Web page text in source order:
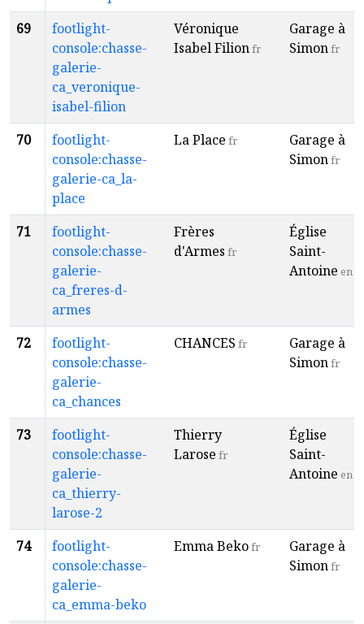
69
footlight-
console:chasse-
galerie-
ca_veronique-
isabel-filion
Véronique
Isabel Filionfr
Garage à
Simonfr
70
footlight-
console:chasse-
galerie-ca_la-
place
La Place fr
Garage à
Simonfr
71
footlight-
console:chasse-
galerie-
ca_freres-d-
armes
Frères
d'Armes fr
Église
Saint-
Antoine en
72
footlight-
console:chasse-
galerie-
ca_chances
CHANCES fr
Garage à
Simonfr
73
footlight-
console:chasse-
galerie-
ca_thierry-
larose-2
Thierry
Larose fr
Église
Saint-
Antoine en
74
footlight-
console:chasse-
galerie-
ca_emma-beko
Emma Bekofr
Garage à
Simonfr